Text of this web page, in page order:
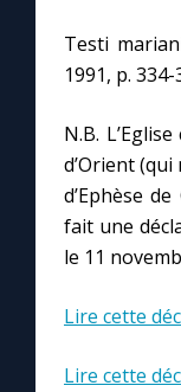
Testi
1991, p. 334-
N.B.
d’Orient (qui
d’Ephèse
fait une
le 11
Lire cette
Lire cette